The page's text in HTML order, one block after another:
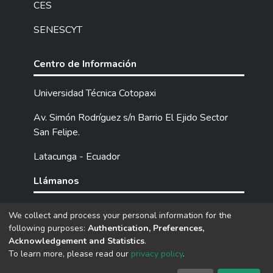
estructural y funcional actualizado para que
definidas sus actividades y objetivos; se
diseñó un manual de funciones que contiene
estrategias y directrices para el buen
empleados, misma que se convertirá en un
gran apoyo para las áreas administrativa
financiera y atención al cliente y así poder
CES
SENESCYT
Centro de Información
Universidad Técnica Cotopaxi
Av. Simón Rodríguez s/n Barrio El Ejido Sector
San Felipe.
Latacunga - Ecuador
Llámanos
Tel: (593) 03 2252205 / 2252307 / 2252346.
DSpace softwarecopyright © 2002-2026
Cookie
Privacy
End User
We collect and process your personal information for the
following purposes: Authentication, Preferences,
Acknowledgement and Statistics.
To learn more, please read our privacy policy.